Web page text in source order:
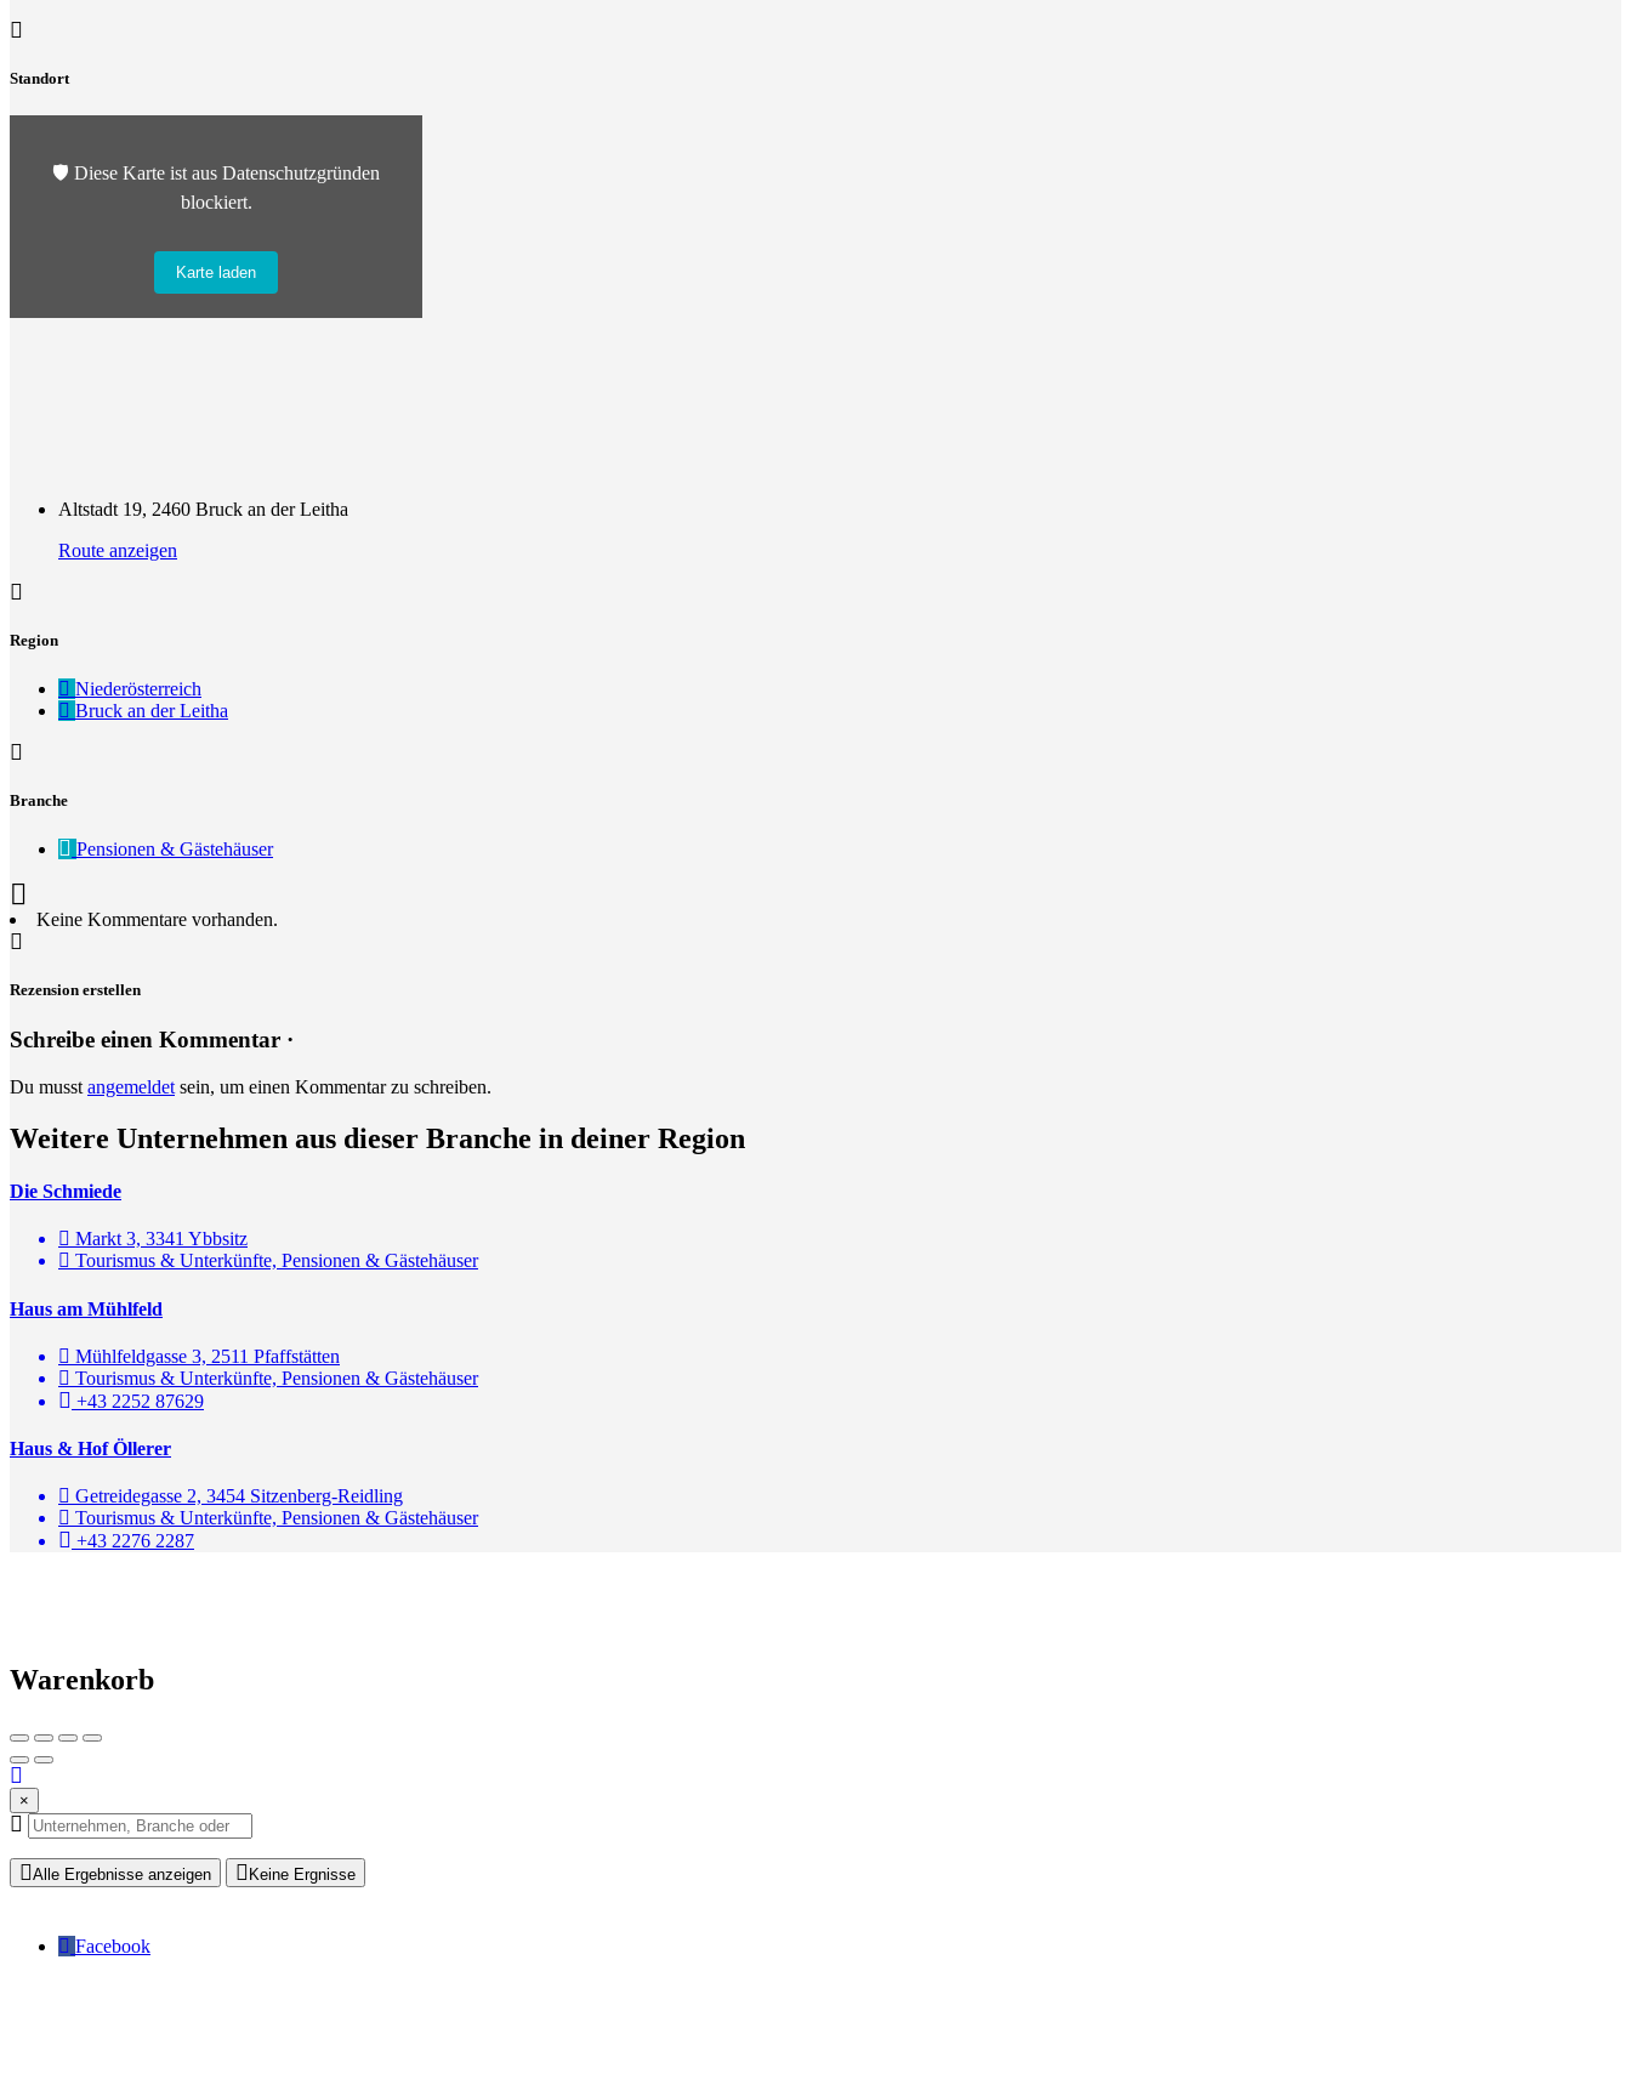
Standort
🛡️ Diese Karte ist aus Datenschutzgründen
blockiert.
Karte laden
Altstadt 19, 2460 Bruck an der Leitha
Route anzeigen
Region
Niederösterreich
Bruck an der Leitha
Branche
Pensionen & Gästehäuser
Keine Kommentare vorhanden.
Rezension erstellen
Schreibe einen Kommentar ·
Du musst angemeldet sein, um einen Kommentar zu schreiben.
Weitere Unternehmen aus dieser Branche in deiner Region
Die Schmiede
Markt 3, 3341 Ybbsitz
Tourismus & Unterkünfte, Pensionen & Gästehäuser
Haus am Mühlfeld
Mühlfeldgasse 3, 2511 Pfaffstätten
Tourismus & Unterkünfte, Pensionen & Gästehäuser
+43 2252 87629
Haus & Hof Öllerer
Getreidegasse 2, 3454 Sitzenberg-Reidling
Tourismus & Unterkünfte, Pensionen & Gästehäuser
+43 2276 2287
Warenkorb
×
Alle Ergebnisse anzeigen Keine Ergnisse
Facebook